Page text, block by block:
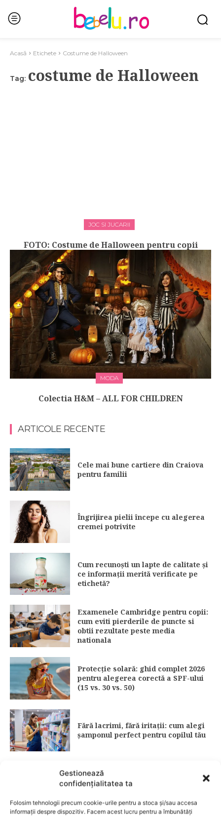
Gestionează
confidențialitatea ta
Folosim tehnologii precum cookie-urile pentru a stoca și/sau accesa
informații despre dispozitiv. Facem acest lucru pentru a îmbunătăți
Acasă Etichete Costume de Halloween
Tag: costume de Halloween
JOC SI JUCARII
FOTO: Costume de Halloween pentru copii
MODA
Colectia H&M – ALL FOR CHILDREN
ARTICOLE RECENTE
Cele mai bune cartiere din Craiova
pentru familii
Îngrijirea pielii începe cu alegerea
cremei potrivite
Cum recunoști un lapte de calitate și
ce informații merită verificate pe
etichetă?
Examenele Cambridge pentru copii:
cum eviti pierderile de puncte si
obtii rezultate peste media
nationala
Protecție solară: ghid complet 2026
pentru alegerea corectă a SPF-ului
(15 vs. 30 vs. 50)
Fără lacrimi, fără iritații: cum alegi
șamponul perfect pentru copilul tău
3 îndulcitori naturali care fac
deserturile mai sănătoase